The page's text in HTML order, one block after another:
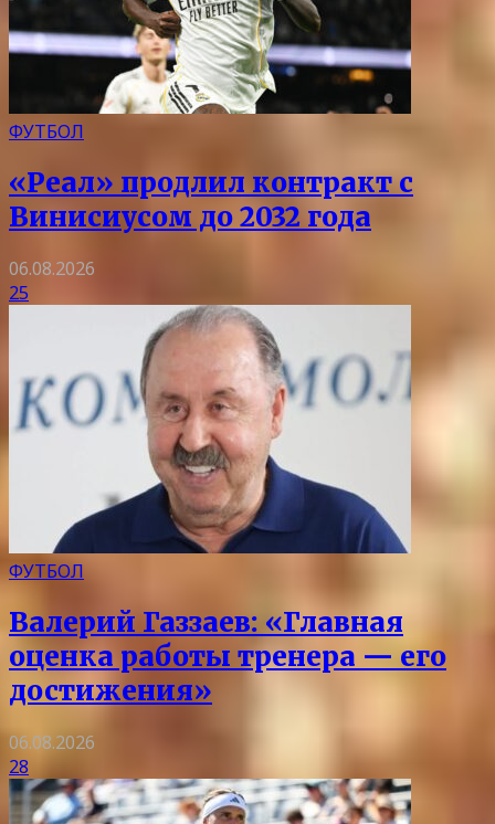
ФУТБОЛ
«Реал» продлил контракт с
Винисиусом до 2032 года
06.08.2026
25
ФУТБОЛ
Валерий Газзаев: «Главная
оценка работы тренера — его
достижения»
06.08.2026
28